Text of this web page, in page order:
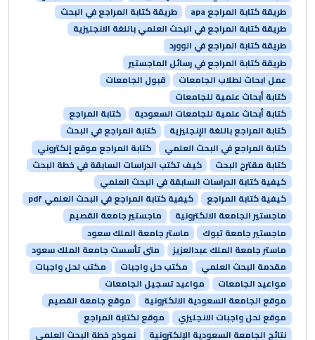
طريقة كتابة المراجع apa
طريقة كتابة المراجع في البحث
طريقة كتابة المراجع في البحث العلمي باللغة الانجليزية
طريقة كتابة المراجع في الوورد
طريقة كتابة المراجع في رسائل الماجستير
عمل ابحاث لطلاب الجامعات
قبول الجامعات
كتابة أبحاث علمية للجامعات
كتابة أبحاث علمية للجامعات السعودية
كتابة المراجع
كتابة المراجع باللغة الإنجليزية
كتابة المراجع في البحث
كتابة المراجع في البحث العلمي
كتابة المراجع موقع إلكتروني
كتابة مقترح البحث
كيف تكتب الدراسات السابقة في خطة البحث
كيفية كتابة الدراسات السابقة في البحث العلمي
كيفية كتابة المراجع
كيفية كتابة المراجع في البحث العلمي pdf
ماجستير الجامعة الالكترونية
ماجستير جامعة القصيم
ماجستير جامعة تبوك
ماستر جامعة الملك سعود
ماستر جامعة الملك عبدالعزيز
متى تأسست جامعة الملك سعود
مقدمة البحث العلمي
مكتب حل واجبات
مكتب لحل واجبات
مواعيد الجامعات
مواعيد تسجيل الجامعات
موقع الجامعة السعودية الالكترونية
موقع جامعة القصيم
موقع لحل واجبات الانجليزي
موقع لكتابة المراجع
نتائج الجامعة السعودية الإلكترونية
نموذج خطة البحث العلمي